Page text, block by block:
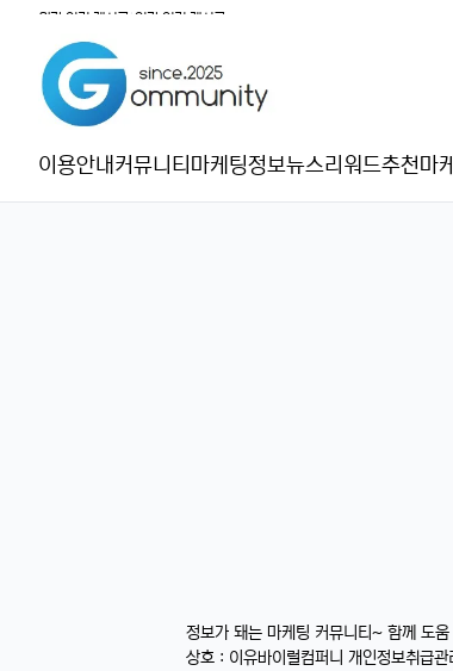
월간 인기 게시글 일간 인기 게시글
이용안내 커뮤니티 마케팅정보뉴스리워드추천마
정보가 돼는 마케팅 커뮤니티~ 함께 도
상호 : 이유바이럴컴퍼니 개인정보취